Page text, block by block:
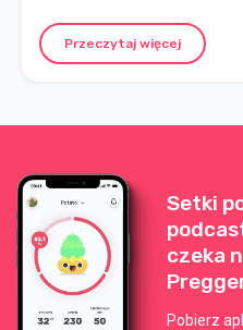
Przeczytaj więcej
Setki
czeka
Pobierz